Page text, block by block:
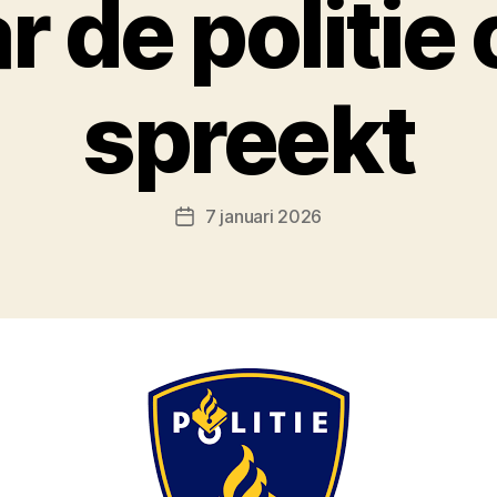
de politie
spreekt
Berichtdatum
7 januari 2026